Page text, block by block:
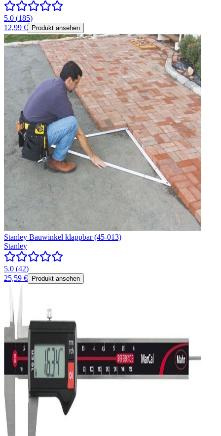
5.0 (185)
12,99 €
Produkt ansehen
Stanley Bauwinkel klappbar (45-013)
Stanley
5.0 (42)
25,59 €
Produkt ansehen